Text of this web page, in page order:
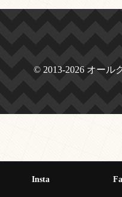
© 2013-2026 オール
Insta